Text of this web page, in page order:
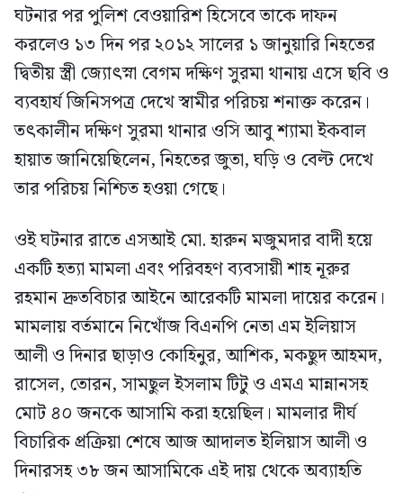
ঘটনার পর পুলিশ বেওয়ারিশ হিসেবে তাকে দাফন
করলেও ১৩ দিন পর ২০১২ সালের ১ জানুয়ারি নিহতের
দ্বিতীয় স্ত্রী জ্যোৎস্না বেগম দক্ষিণ সুরমা থানায় এসে ছবি ও
ব্যবহার্য জিনিসপত্র দেখে স্বামীর পরিচয় শনাক্ত করেন।
তৎকালীন দক্ষিণ সুরমা থানার ওসি আবু শ্যামা ইকবাল
হায়াত জানিয়েছিলেন, নিহতের জুতা, ঘড়ি ও বেল্ট দেখে
তার পরিচয় নিশ্চিত হওয়া গেছে।
ওই ঘটনার রাতে এসআই মো. হারুন মজুমদার বাদী হয়ে
একটি হত্যা মামলা এবং পরিবহণ ব্যবসায়ী শাহ নূরুর
রহমান দ্রুতবিচার আইনে আরেকটি মামলা দায়ের করেন।
মামলায় বর্তমানে নিখোঁজ বিএনপি নেতা এম ইলিয়াস
আলী ও দিনার ছাড়াও কোহিনুর, আশিক, মকছুদ আহমদ,
রাসেল, তোরন, সামছুল ইসলাম টিটু ও এমএ মান্নানসহ
মোট ৪০ জনকে আসামি করা হয়েছিল। মামলার দীর্ঘ
বিচারিক প্রক্রিয়া শেষে আজ আদালত ইলিয়াস আলী ও
দিনারসহ ৩৮ জন আসামিকে এই দায় থেকে অব্যাহতি